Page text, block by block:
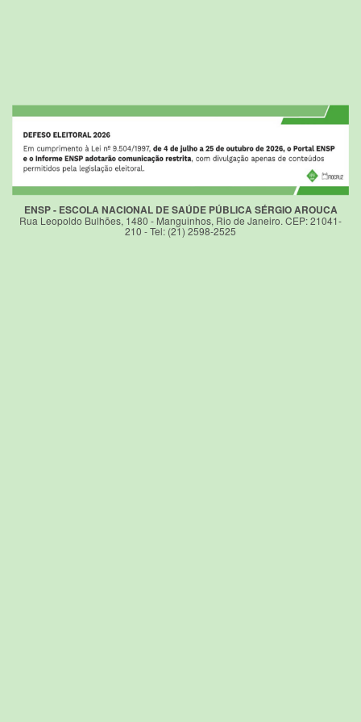
ENSP - ESCOLA NACIONAL DE SAÚDE PÚBLICA SÉRGIO AROUCA
Rua Leopoldo Bulhões, 1480 - Manguinhos, Rio de Janeiro. CEP: 21041-
210 - Tel: (21) 2598-2525